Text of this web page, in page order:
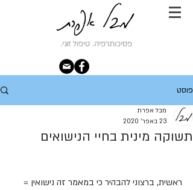
פסיכותרפיה. טיפול זוגי.
פוסט
תשוקה מינית בחיי הנישואים
מבל אפרת
23 באפר׳ 2020
ראשית, ברצוני להבהיר כי במאמר זה נישואין =